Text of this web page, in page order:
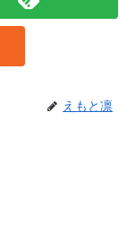
えもと凛